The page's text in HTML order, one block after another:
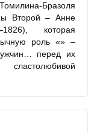
Бразоля
Второй – Анне
которая
роль «» –
перед их